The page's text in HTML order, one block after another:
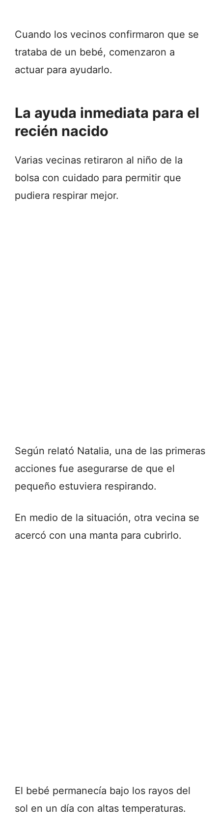
Cuando los vecinos confirmaron que se
trataba de un bebé, comenzaron a
actuar para ayudarlo.
La ayuda inmediata para el
recién nacido
Varias vecinas retiraron al niño de la
bolsa con cuidado para permitir que
pudiera respirar mejor.
Según relató Natalia, una de las primeras
acciones fue asegurarse de que el
pequeño estuviera respirando.
En medio de la situación, otra vecina se
acercó con una manta para cubrirlo.
El bebé permanecía bajo los rayos del
sol en un día con altas temperaturas.